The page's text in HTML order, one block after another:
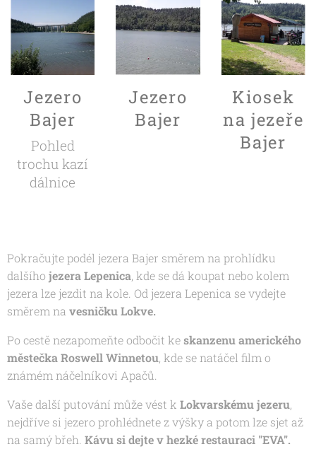
Jezero
Bajer
Pohled
trochu kazí
dálnice
Jezero
Bajer
Kiosek
na jezeře
Bajer
Pokračujte podél jezera Bajer směrem na prohlídku
dalšího jezera Lepenica, kde se dá koupat nebo kolem
jezera lze jezdit na kole. Od jezera Lepenica se vydejte
směrem na vesničku Lokve.
Po cestě nezapomeňte odbočit ke skanzenu amerického
městečka Roswell Winnetou, kde se natáčel film o
známém náčelníkovi Apačů.
Vaše další putování může vést k Lokvarskému jezeru,
nejdříve si jezero prohlédnete z výšky a potom lze sjet až
na samý břeh. Kávu si dejte v hezké restauraci "EVA".